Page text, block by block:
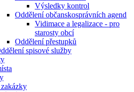
Výsledky kontrol
Oddělení občanskosprávních agend
Vidimace a legalizace - pro
starosty obcí
Oddělení přestupků
spisové služby